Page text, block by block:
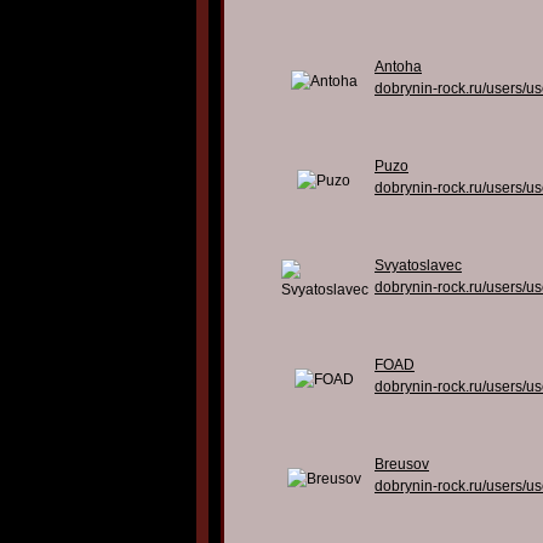
Antoha
dobrynin-rock.ru/users/
Puzo
dobrynin-rock.ru/users/
Svyatoslavec
dobrynin-rock.ru/users/
FOAD
dobrynin-rock.ru/users/
Breusov
dobrynin-rock.ru/users/